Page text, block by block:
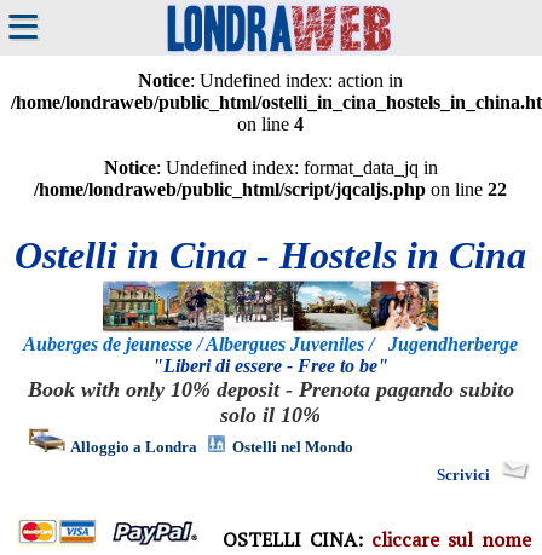
≡
Notice: Undefined index: action in
/home/londraweb/public_html/
on line4
Notice: Undefined index: format_data_jq in
/home/londraweb/public_html/script/jqcaljs.php on line22
Ostelli in Cina - Hostels in Cina
Auberges de jeunesse / Albergues Juveniles / Jugendherberge
"Liberi di essere - Free to be"
Book with only 10% deposit - Prenota pagando subito
solo il 10%
Alloggio a Londra
Ostelli nel Mondo
Scrivici
OSTELLI CINA: cliccare sul nome